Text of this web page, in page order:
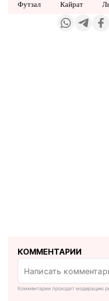
Футзал Кайрат
КОММЕНТАРИИ
Комментарии проходят модерацию